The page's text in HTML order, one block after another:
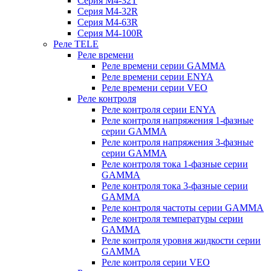
Серия M4-32R
Серия M4-63R
Серия M4-100R
Реле TELE
Реле времени
Реле времени серии GAMMA
Реле времени серии ENYA
Реле времени серии VEO
Реле контроля
Реле контроля серии ENYA
Реле контроля напряжения 1-фазные
серии GAMMA
Реле контроля напряжения 3-фазные
серии GAMMA
Реле контроля тока 1-фазные серии
GAMMA
Реле контроля тока 3-фазные серии
GAMMA
Реле контроля частоты серии GAMMA
Реле контроля температуры серии
GAMMA
Реле контроля уровня жидкости серии
GAMMA
Реле контроля серии VEO